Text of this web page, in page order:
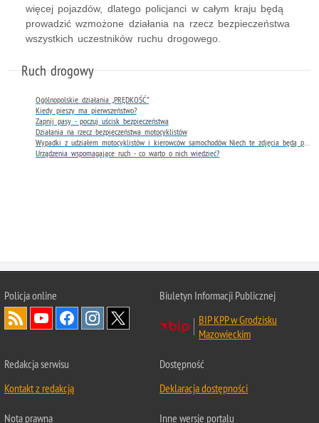
więcej pojazdów, dlatego policjanci w całym kraju będą
prowadzić wzmożone działania na rzecz bezpieczeństwa
wszystkich uczestników ruchu drogowego.
Ruch drogowy
Ogólnopolskie działania „PRĘDKOŚĆ”
Kiedy pieszy ma pierwszeństwo?
Zapnij pasy - poczuj uścisk bezpieczeństwa
Działania na rzecz bezpieczeństwa motocyklistów
Urządzenia wspomagające ruch - co warto o nich wiedzieć?
Policja online
Biuletyn Informacji Publicznej
BIP KPP w Grodzisku
Mazowieckim
Redakcja serwisu
Kontakt z redakcją
Dostępność
Deklaracja dostępności
Nota prawna Inne wersje portalu